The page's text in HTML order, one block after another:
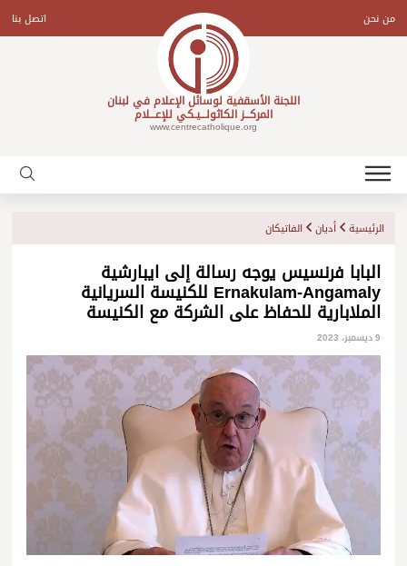
contentمن نحن اتصل بنا
اللجنة الأسقفية لوسائل الإعلام في لبنان
المركـــز الكاثولـــيـكي للإعـــلام
www.centrecatholique.org
الرئيسية أديان الفاتيكان
البابا فرنسيس يوجه رسالة إلى ايبارشية
Ernakulam-Angamaly للكنيسة السريانية
الملابارية للحفاظ على الشركة مع الكنيسة
9 ديسمبر، 2023